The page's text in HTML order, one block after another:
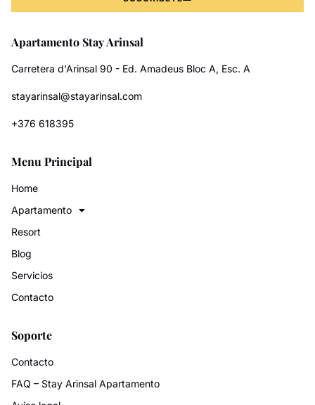
Apartamento Stay Arinsal
Carretera d'Arinsal 90 - Ed. Amadeus Bloc A, Esc. A
stayarinsal@stayarinsal.com
+376 618395
Menu Principal
Home
Apartamento
Resort
Blog
Servicios
Contacto
Soporte
Contacto
FAQ – Stay Arinsal Apartamento